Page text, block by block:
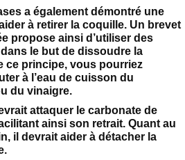
a également démontré une
à retirer la coquille. Un brevet
propose ainsi d’utiliser des
le but de dissoudre la
ce principe, vous pourriez
à l’eau de cuisson du
du vinaigre.
attaquer le carbonate de
ainsi son retrait. Quant au
il devrait aider à détacher la